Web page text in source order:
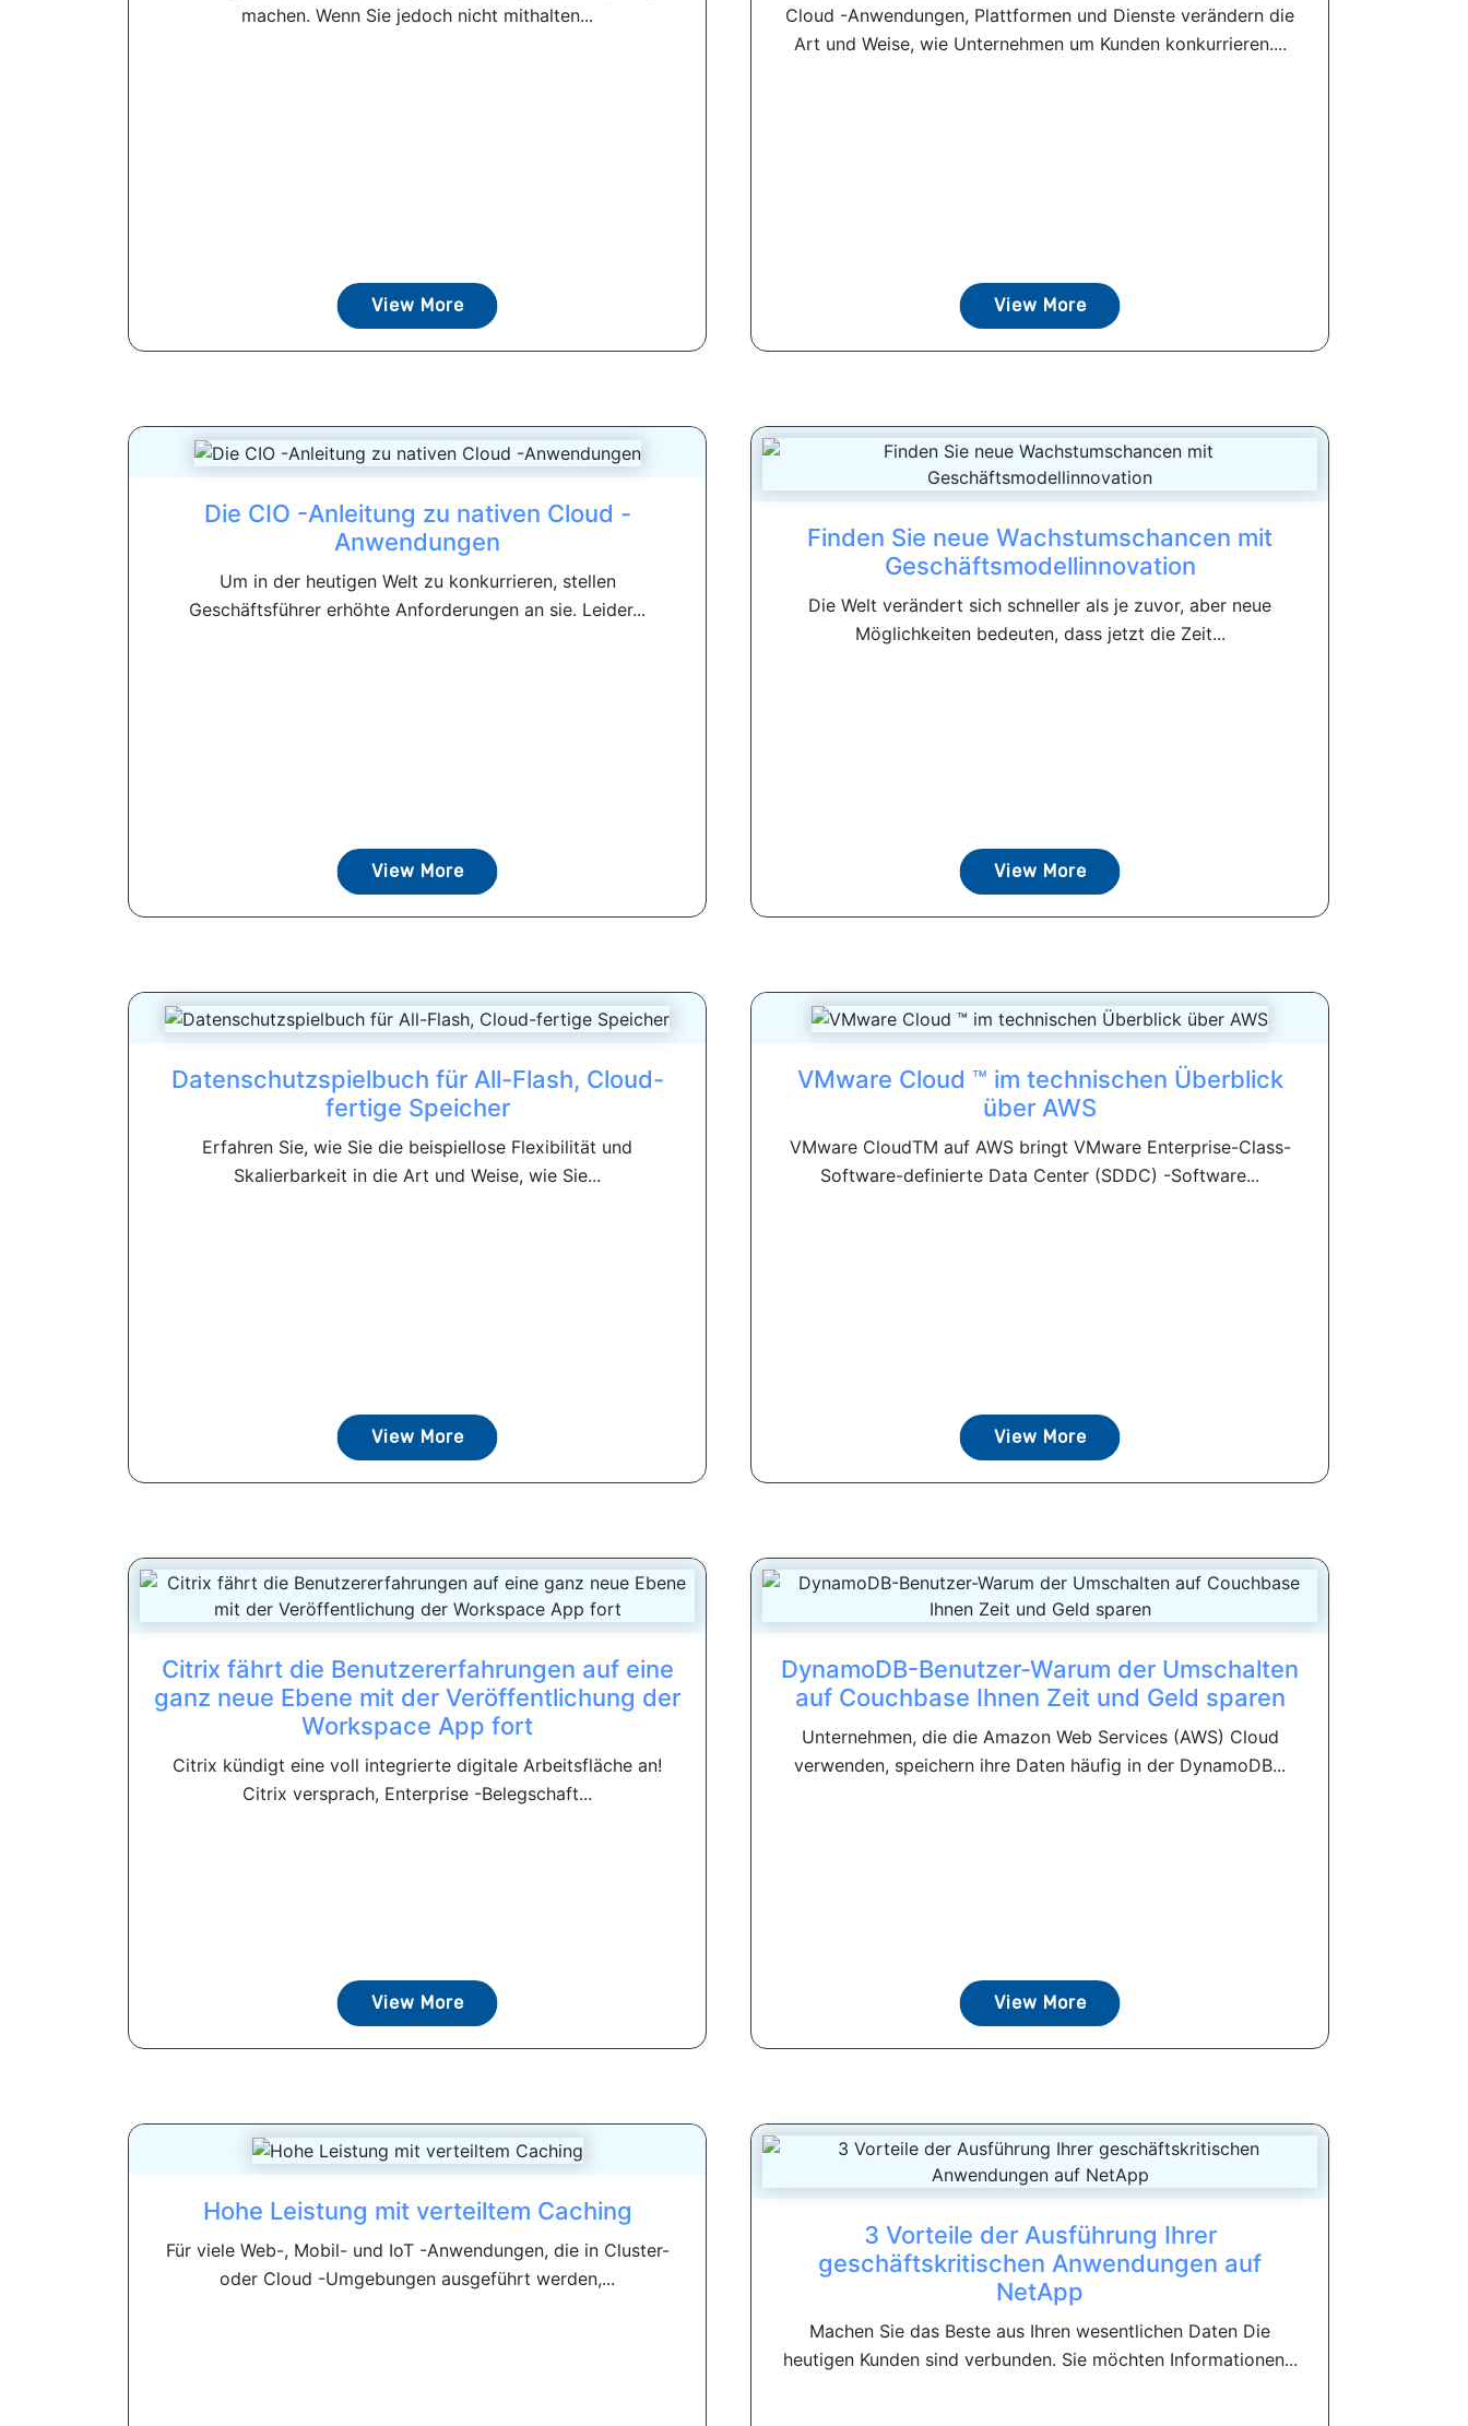
machen. Wenn Sie jedoch nicht mithalten...
View More
Cloud -Anwendungen, Plattformen und Dienste verändern die
Art und Weise, wie Unternehmen um Kunden konkurrieren....
View More
Die CIO -Anleitung zu nativen Cloud -
Anwendungen
Um in der heutigen Welt zu konkurrieren, stellen
Geschäftsführer erhöhte Anforderungen an sie. Leider...
View More
Finden Sie neue Wachstumschancen mit
Geschäftsmodellinnovation
Die Welt verändert sich schneller als je zuvor, aber neue
Möglichkeiten bedeuten, dass jetzt die Zeit...
View More
Datenschutzspielbuch für All-Flash, Cloud-
fertige Speicher
Erfahren Sie, wie Sie die beispiellose Flexibilität und
Skalierbarkeit in die Art und Weise, wie Sie...
View More
VMware Cloud ™ im technischen Überblick
über AWS
VMware CloudTM auf AWS bringt VMware Enterprise-Class-
Software-definierte Data Center (SDDC) -Software...
View More
Citrix fährt die Benutzererfahrungen auf eine
ganz neue Ebene mit der Veröffentlichung der
Workspace App fort
Citrix kündigt eine voll integrierte digitale Arbeitsfläche an!
Citrix versprach, Enterprise -Belegschaft...
View More
DynamoDB-Benutzer-Warum der Umschalten
auf Couchbase Ihnen Zeit und Geld sparen
Unternehmen, die die Amazon Web Services (AWS) Cloud
verwenden, speichern ihre Daten häufig in der DynamoDB...
View More
Hohe Leistung mit verteiltem Caching
Für viele Web-, Mobil- und IoT -Anwendungen, die in Cluster-
oder Cloud -Umgebungen ausgeführt werden,...
3 Vorteile der Ausführung Ihrer
geschäftskritischen Anwendungen auf
NetApp
Machen Sie das Beste aus Ihren wesentlichen Daten Die
heutigen Kunden sind verbunden. Sie möchten Informationen...